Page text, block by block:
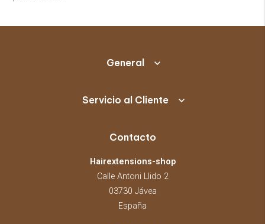
General
Servicio al Cliente
Contacto
Hairextensions-shop
Calle Antoni Llido 2
03730 Jávea
España